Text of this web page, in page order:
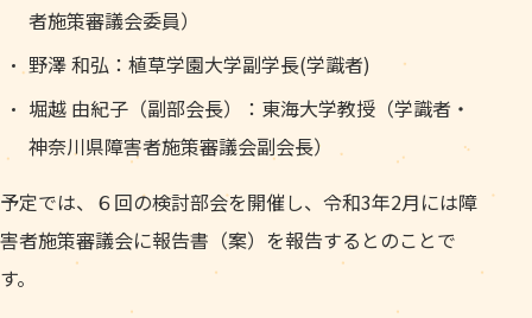
者施策審議会委員）
野澤 和弘：植草学園大学副学長(学識者)
堀越 由紀子（副部会長）：東海大学教授（学識者・
神奈川県障害者施策審議会副会長）
予定では、６回の検討部会を開催し、令和3年2月には障
害者施策審議会に報告書（案）を報告するとのことで
す。